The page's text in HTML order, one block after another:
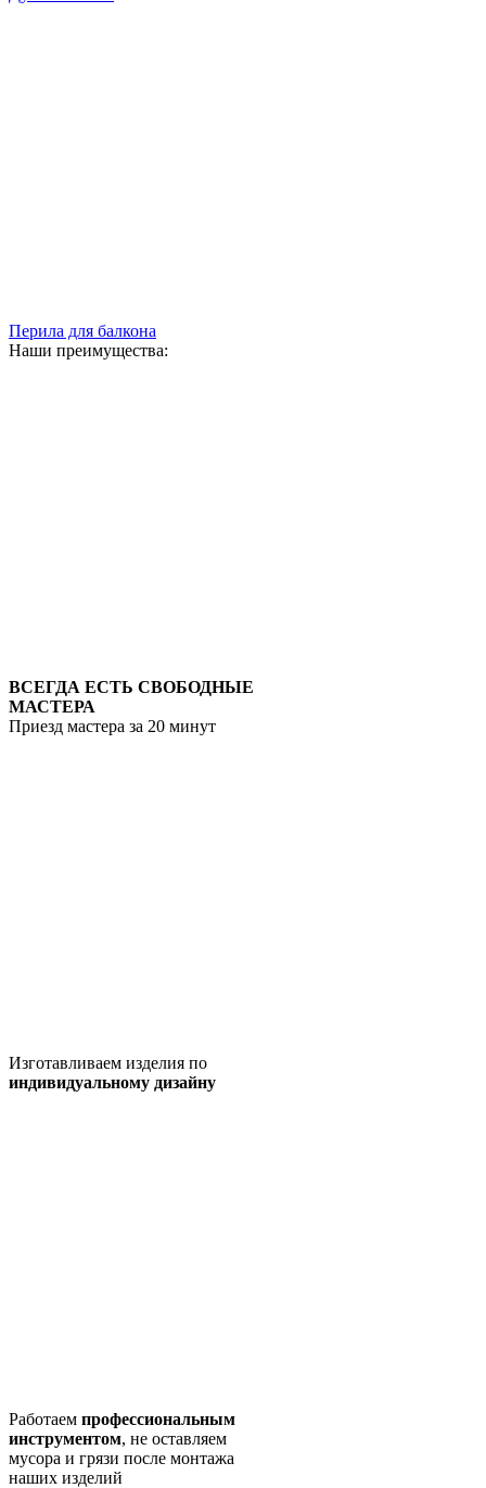
Перила для балкона
Наши преимущества:
ВСЕГДА ЕСТЬ СВОБОДНЫЕ
МАСТЕРА
Приезд мастера за 20 минут
Изготавливаем изделия по
индивидуальному дизайну
Работаем профессиональным
инструментом, не оставляем
мусора и грязи после монтажа
наших изделий